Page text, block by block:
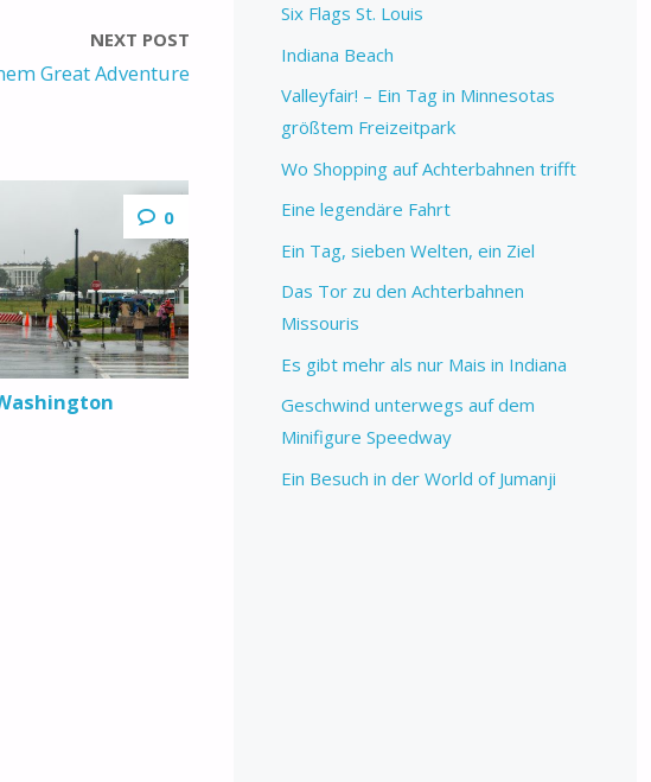
NEXT POST
Great Adventure
0
Six Flags St. Louis
Indiana Beach
Valleyfair! – Ein Tag in Minnesotas
größtem Freizeitpark
Wo Shopping auf Achterbahnen trifft
Eine legendäre Fahrt
Ein Tag, sieben Welten, ein Ziel
Das Tor zu den Achterbahnen
Missouris
Es gibt mehr als nur Mais in Indiana
Geschwind unterwegs auf dem
Minifigure Speedway
Ein Besuch in der World of Jumanji